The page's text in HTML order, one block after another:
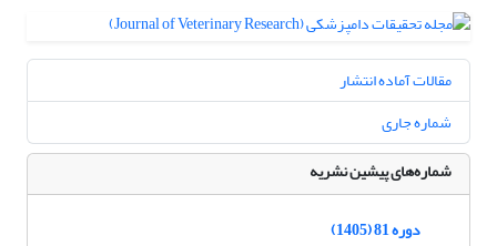
مقالات آماده انتشار
شماره جاری
شماره‌های پیشین نشریه
دوره 81 (1405)